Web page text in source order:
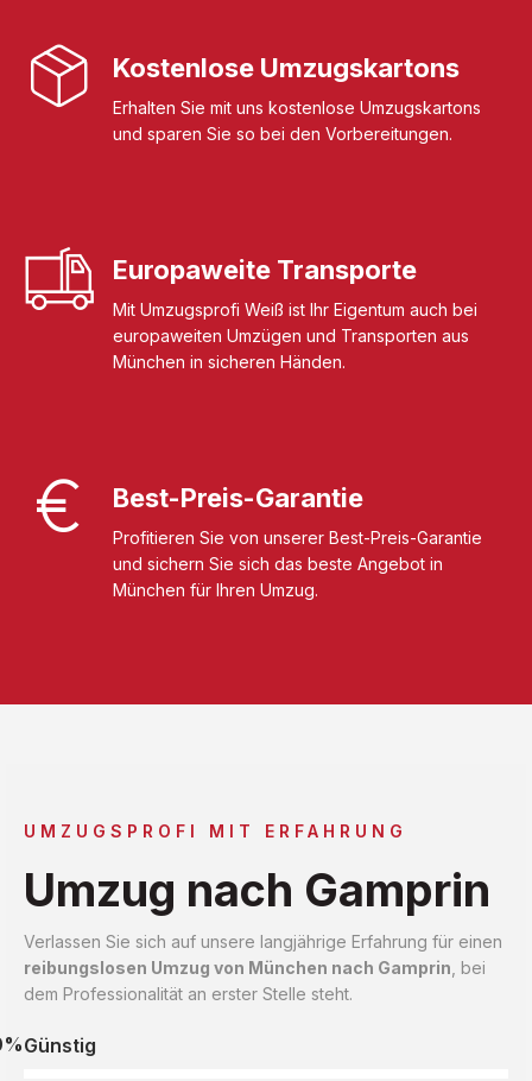
Kostenlose Umzugskartons
Erhalten Sie mit uns kostenlose Umzugskartons
und sparen Sie so bei den Vorbereitungen.
Europaweite Transporte
Mit Umzugsprofi Weiß ist Ihr Eigentum auch bei
europaweiten Umzügen und Transporten aus
München in sicheren Händen.
Best-Preis-Garantie
Profitieren Sie von unserer Best-Preis-Garantie
und sichern Sie sich das beste Angebot in
München für Ihren Umzug.
UMZUGSPROFI MIT ERFAHRUNG
Umzug nach Gamprin
Verlassen Sie sich auf unsere langjährige Erfahrung für einen
reibungslosen Umzug von München nach Gamprin , bei
dem Professionalität an erster Stelle steht.
Günstig